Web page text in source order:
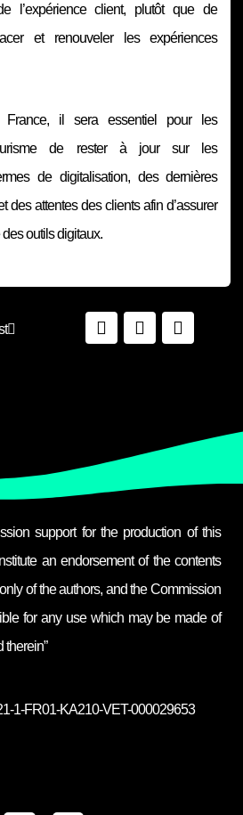
l’expérience client, plutôt que de
et renouveler les expériences
France, il sera essentiel pour les
de rester à jour sur les
de digitalisation, des dernières
des attentes des clients afin d’assurer
outils digitaux.
support for the production of this
an endorsement of the contents
of the authors, and the Commission
for any use which may be made of
therein”
1-FR01-KA210-VET-000029653